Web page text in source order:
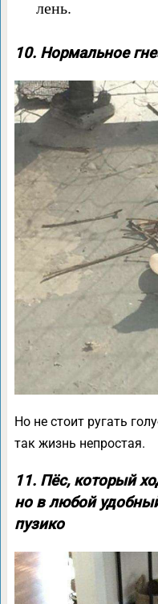
лень.
10. Нормальное
Но не стоит ругать
так жизнь непростая.
11. Пёс, который
но в любой
пузико